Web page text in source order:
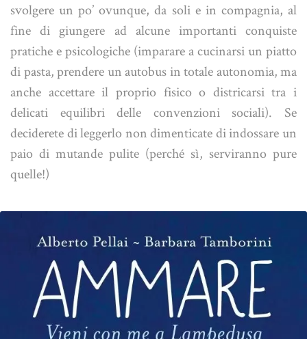
svolgere un po’ ovunque, da soli e in compagnia, al
fine di giungere ad alcune importanti conquiste
pratiche e psicologiche (imparare a cucinarsi un piatto
di pasta, prendere un autobus in totale autonomia, ma
anche accettare il proprio fisico o districarsi tra i
delicati equilibri delle convenzioni sociali). Se
deciderete di leggerlo non dimenticate di indossare un
paio di mutande pulite (perché sì, serviranno pure
quelle!)